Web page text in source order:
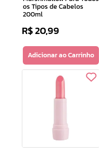
os Tipos de Cabelos
200ml
R$20,99
Adicionar ao Carrinho